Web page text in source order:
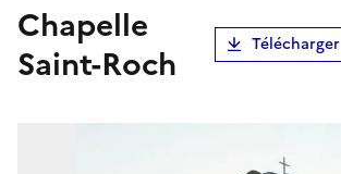
chapelle
Saint-Roch
Télécharger